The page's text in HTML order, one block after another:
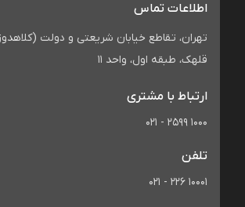
اطلاعات تماس
تهران، تقاطع خیابان شریعتی و دولت
قلهک، طبقه اول، واحد 11
ارتباط با مشتری
021 - 2599 1000
تلفن
021 - 226 10001